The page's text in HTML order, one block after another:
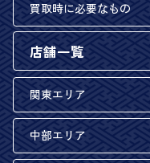
買取時に必要なもの
店舗一覧
関東エリア
中部エリア